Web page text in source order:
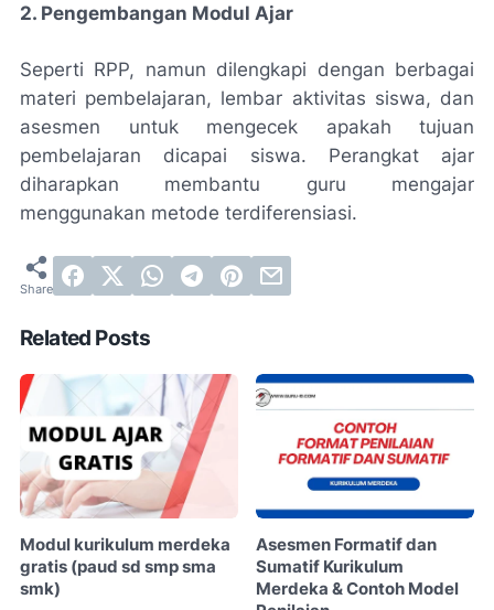
2. Pengembangan Modul Ajar
Seperti RPP, namun dilengkapi dengan berbagai
materi pembelajaran, lembar aktivitas siswa, dan
asesmen untuk mengecek apakah tujuan
pembelajaran dicapai siswa. Perangkat ajar
diharapkan membantu guru mengajar
menggunakan metode terdiferensiasi.
Related Posts
Modul kurikulum merdeka
gratis (paud sd smp sma
smk)
Asesmen Formatif dan
Sumatif Kurikulum
Merdeka & Contoh Model